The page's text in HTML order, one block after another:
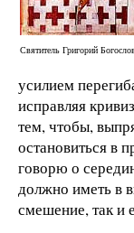
Святитель Григорий
усилием
исправляя
тем, чтобы,
остановиться в
говорю о
должно иметь в
смешение, так и